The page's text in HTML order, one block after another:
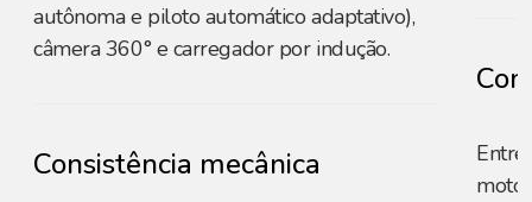
autônoma e piloto automático adaptativo),
câmera 360° e carregador por indução.
Consistência mecânica